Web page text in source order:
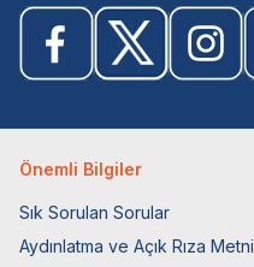
Önemli Bilgiler
Sık Sorulan Sorular
Aydınlatma ve Açık Rıza Metni